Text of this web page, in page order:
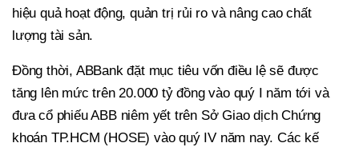
hiệu quả hoạt động, quản trị rủi ro và nâng cao chất
lượng tài sản.
Đồng thời, ABBank đặt mục tiêu vốn điều lệ sẽ được
tăng lên mức trên 20.000 tỷ đồng vào quý I năm tới và
đưa cổ phiếu ABB niêm yết trên Sở Giao dịch Chứng
khoán TP.HCM (HOSE) vào quý IV năm nay. Các kế